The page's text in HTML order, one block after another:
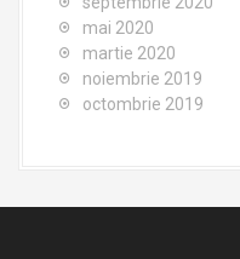
mai 2020
martie 2020
noiembrie 2019
octombrie 2019